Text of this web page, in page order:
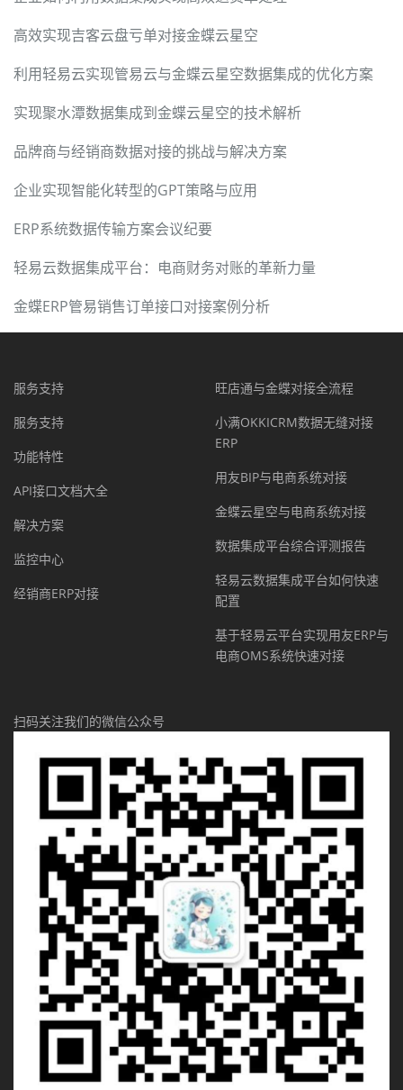
高效实现吉客云盘亏单对接金蝶云星空
利用轻易云实现管易云与金蝶云星空数据集成的优化方案
实现聚水潭数据集成到金蝶云星空的技术解析
品牌商与经销商数据对接的挑战与解决方案
企业实现智能化转型的GPT策略与应用
ERP系统数据传输方案会议纪要
轻易云数据集成平台：电商财务对账的革新力量
金蝶ERP管易销售订单接口对接案例分析
服务支持
服务支持
功能特性
API接口文档大全
解决方案
监控中心
经销商ERP对接
旺店通与金蝶对接全流程
小满OKKICRM数据无缝对接
ERP
用友BIP与电商系统对接
金蝶云星空与电商系统对接
数据集成平台综合评测报告
轻易云数据集成平台如何快速
配置
基于轻易云平台实现用友ERP与
电商OMS系统快速对接
扫码关注我们的微信公众号